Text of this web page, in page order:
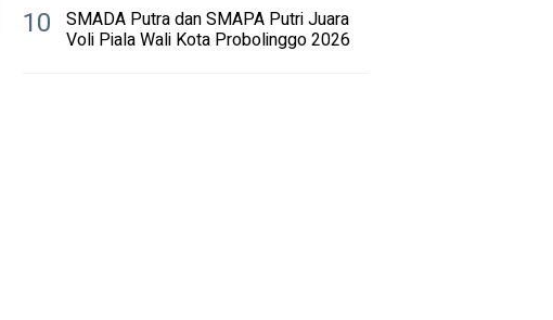
10 SMADA Putra dan SMAPA Putri Juara
Voli Piala Wali Kota Probolinggo 2026